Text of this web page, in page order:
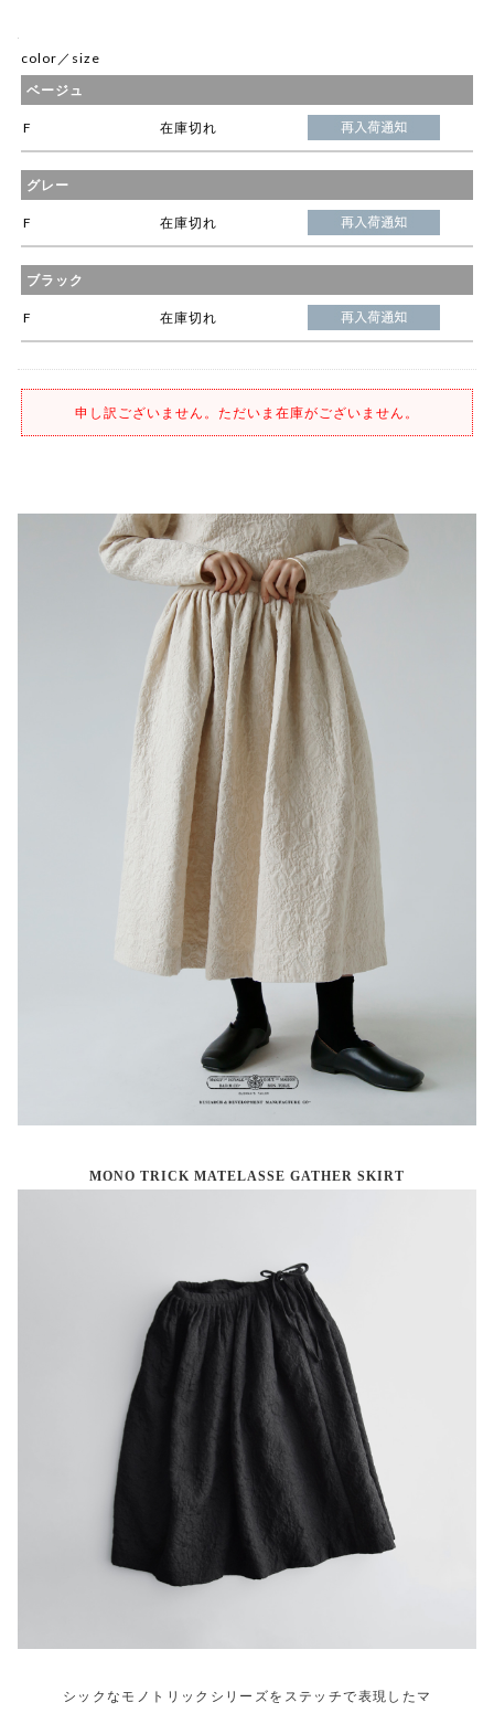
color／size
ベージュ
F 在庫切れ
グレー
F 在庫切れ
ブラック
F 在庫切れ
申し訳ございません。ただいま在庫がございません。
MONO TRICK MATELASSE GATHER SKIRT
シックなモノトリックシリーズをステッチで表現したマ